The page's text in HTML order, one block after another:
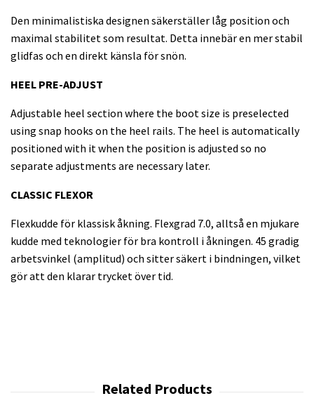
Den minimalistiska designen säkerställer låg position och
maximal stabilitet som resultat. Detta innebär en mer stabil
glidfas och en direkt känsla för snön.
HEEL PRE-ADJUST
Adjustable heel section where the boot size is preselected
using snap hooks on the heel rails. The heel is automatically
positioned with it when the position is adjusted so no
separate adjustments are necessary later.
CLASSIC FLEXOR
Flexkudde för klassisk åkning. Flexgrad 7.0, alltså en mjukare
kudde med teknologier för bra kontroll i åkningen. 45 gradig
arbetsvinkel (amplitud) och sitter säkert i bindningen, vilket
gör att den klarar trycket över tid.